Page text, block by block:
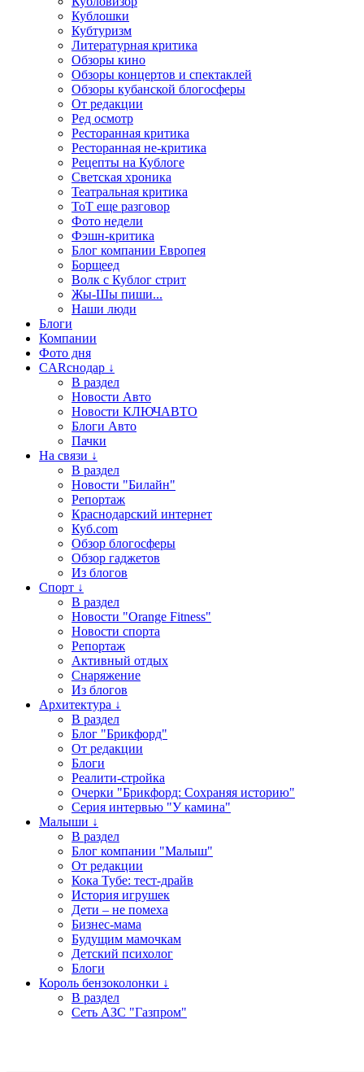
Кублошки
Кубтуризм
Литературная критика
Обзоры кино
Обзоры концертов и спектаклей
Обзоры кубанской блогосферы
От редакции
Ред осмотр
Ресторанная критика
Ресторанная не-критика
Рецепты на Кублоге
Светская хроника
Театральная критика
ТоТ еще разговор
Фото недели
Фэшн-критика
Блог компании Европея
Борщеед
Волк с Кублог стрит
Жы-Шы пиши...
Наши люди
Блоги
Компании
Фото дня
CARснодар ↓
В раздел
Новости Авто
Новости КЛЮЧАВТО
Блоги Авто
Пачки
На связи ↓
В раздел
Новости "Билайн"
Репортаж
Краснодарский интернет
Куб.com
Обзор блогосферы
Обзор гаджетов
Из блогов
Спорт ↓
В раздел
Новости "Orange Fitness"
Новости спорта
Репортаж
Активный отдых
Снаряжение
Из блогов
Архитектура ↓
В раздел
Блог "Брикфорд"
От редакции
Блоги
Реалити-стройка
Очерки "Брикфорд: Сохраняя историю"
Серия интервью "У камина"
Малыши ↓
В раздел
Блог компании "Малыш"
От редакции
Кока Тубе: тест-драйв
История игрушек
Дети – не помеха
Бизнес-мама
Будущим мамочкам
Детский психолог
Блоги
Король бензоколонки ↓
В раздел
Сеть АЗС "Газпром"